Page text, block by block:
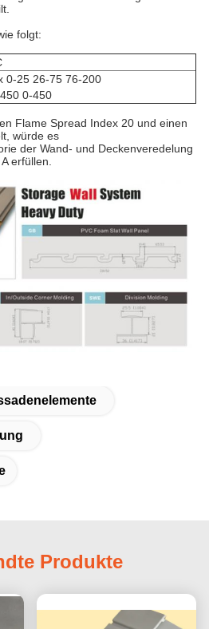
folgt:
0-25 26-75 76-200
0-450
Flame Spread Index 20 und einen
würde es
der Wand- und Deckenveredelung
erfüllen.
Produkte